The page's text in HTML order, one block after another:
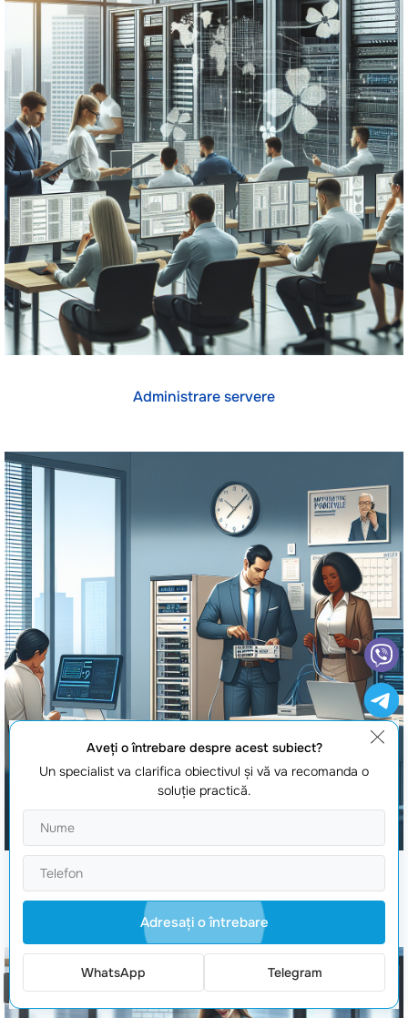
Administrare servere
administrare servere linux
Aveţi o întrebare despre acest subiect?
Un specialist va clarifica obiectivul şi vă va recomanda o
soluţie practică.
Adresaţi o întrebare
WhatsApp Telegram
Comanda un apel